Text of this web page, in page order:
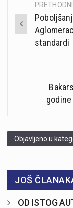
Post
navigation
standardi
Objavljeno u
JOŠ
OD ISTOG